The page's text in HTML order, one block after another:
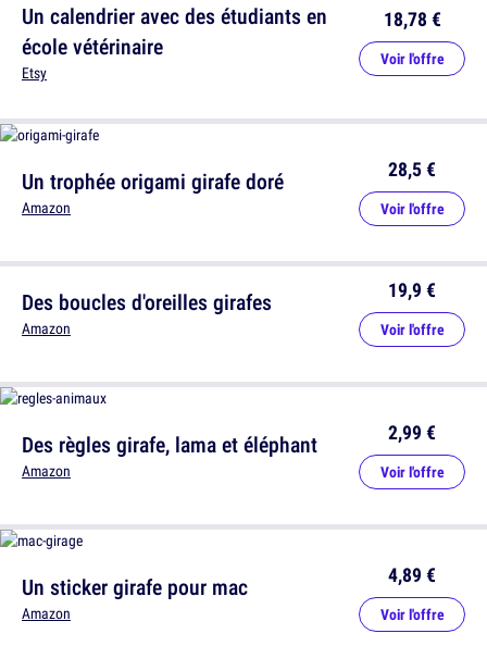
Un calendrier avec des étudiants en
école vétérinaire
Etsy
18,78 €
Voir l'offre
Des boucles d'oreilles girafes
Amazon
19,9 €
Voir l'offre
Un sticker girafe pour mac
Amazon
4,89 €
Voir l'offre
Un trophée origami girafe doré
Amazon
28,5 €
Voir l'offre
Des règles girafe, lama et éléphant
Amazon
2,99 €
Voir l'offre